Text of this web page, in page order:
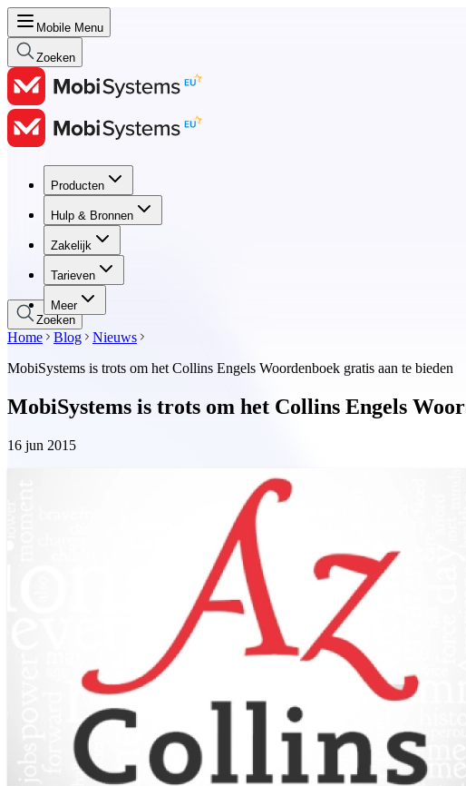
Mobile Menu
Zoeken
Producten
Hulp & Bronnen
Zakelijk
Tarieven
Meer
Producten
Hulp & Bronnen
Zakelijk
Tarieven
Zoeken
Home Blog
Nieuws
MobiSystems is trots om het Collins Engels Woordenboek gratis aan te bieden
MobiSystems is trots om het Collins Engels
16 jun 2015